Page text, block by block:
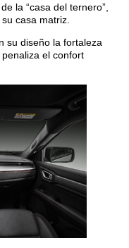
la “casa del ternero”,
casa matriz.
su diseño la fortaleza
el confort